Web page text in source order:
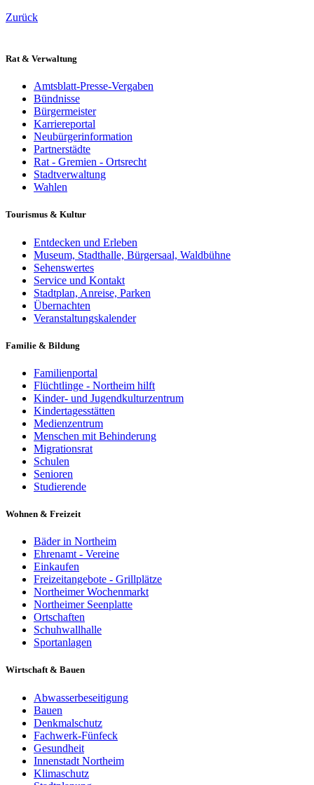
Zurück
Rat & Verwaltung
Amtsblatt-Presse-Vergaben
Bündnisse
Bürgermeister
Karriereportal
Neubürgerinformation
Partnerstädte
Rat - Gremien - Ortsrecht
Stadtverwaltung
Wahlen
Tourismus & Kultur
Entdecken und Erleben
Museum, Stadthalle, Bürgersaal, Waldbühne
Sehenswertes
Service und Kontakt
Stadtplan, Anreise, Parken
Übernachten
Veranstaltungskalender
Familie & Bildung
Familienportal
Flüchtlinge - Northeim hilft
Kinder- und Jugendkulturzentrum
Kindertagesstätten
Medienzentrum
Menschen mit Behinderung
Migrationsrat
Schulen
Senioren
Studierende
Wohnen & Freizeit
Bäder in Northeim
Ehrenamt - Vereine
Einkaufen
Freizeitangebote - Grillplätze
Northeimer Wochenmarkt
Northeimer Seenplatte
Ortschaften
Schuhwallhalle
Sportanlagen
Wirtschaft & Bauen
Abwasserbeseitigung
Bauen
Denkmalschutz
Fachwerk-Fünfeck
Gesundheit
Innenstadt Northeim
Klimaschutz